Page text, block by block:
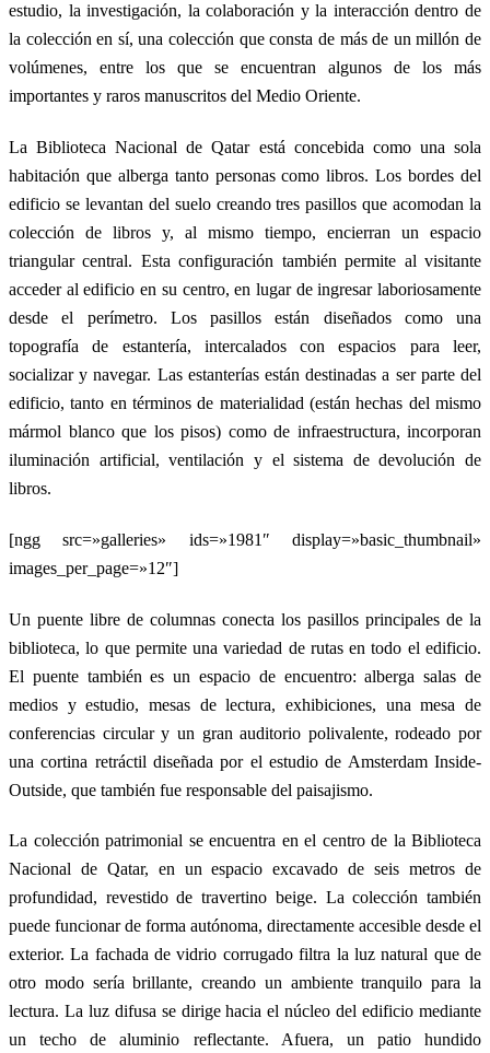
estudio, la investigación, la colaboración y la interacción dentro de
la colección en sí, una colección que consta de más de un millón de
volúmenes, entre los que se encuentran algunos de los más
importantes y raros manuscritos del Medio Oriente.
La Biblioteca Nacional de Qatar está concebida como una sola
habitación que alberga tanto personas como libros. Los bordes del
edificio se levantan del suelo creando tres pasillos que acomodan la
colección de libros y, al mismo tiempo, encierran un espacio
triangular central. Esta configuración también permite al visitante
acceder al edificio en su centro, en lugar de ingresar laboriosamente
desde el perímetro. Los pasillos están diseñados como una
topografía de estantería, intercalados con espacios para leer,
socializar y navegar. Las estanterías están destinadas a ser parte del
edificio, tanto en términos de materialidad (están hechas del mismo
mármol blanco que los pisos) como de infraestructura, incorporan
iluminación artificial, ventilación y el sistema de devolución de
libros.
[ngg src=»galleries» ids=»1981″ display=»basic_thumbnail»
images_per_page=»12″]
Un puente libre de columnas conecta los pasillos principales de la
biblioteca, lo que permite una variedad de rutas en todo el edificio.
El puente también es un espacio de encuentro: alberga salas de
medios y estudio, mesas de lectura, exhibiciones, una mesa de
conferencias circular y un gran auditorio polivalente, rodeado por
una cortina retráctil diseñada por el estudio de Amsterdam Inside-
Outside, que también fue responsable del paisajismo.
La colección patrimonial se encuentra en el centro de la Biblioteca
Nacional de Qatar, en un espacio excavado de seis metros de
profundidad, revestido de travertino beige. La colección también
puede funcionar de forma autónoma, directamente accesible desde el
exterior. La fachada de vidrio corrugado filtra la luz natural que de
otro modo sería brillante, creando un ambiente tranquilo para la
lectura. La luz difusa se dirige hacia el núcleo del edificio mediante
un techo de aluminio reflectante. Afuera, un patio hundido